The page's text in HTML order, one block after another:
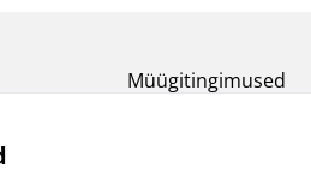
Müügitingimused